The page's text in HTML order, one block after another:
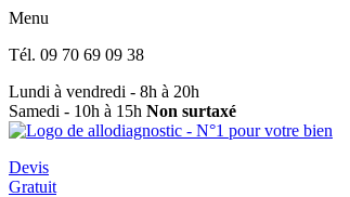
Menu
Tél. 09 70 69 09 38
Lundi à vendredi - 8h à 20h
Samedi - 10h à 15h Non surtaxé
Devis
Gratuit